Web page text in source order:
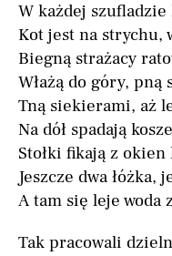
W każdej szufladzie
Kot jest na strychu,
Biegną strażacy
Włażą do góry, pną
Tną siekierami, aż
Na dół spadają
Stołki fikają z okien
Jeszcze dwa łóżka,
A tam się leje woda
Tak pracowali